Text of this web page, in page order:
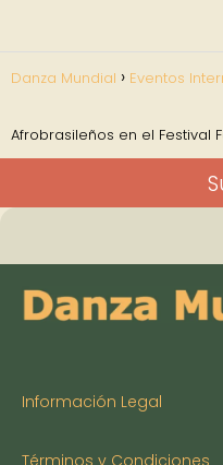
Danza Mundial Eventos
Afrobrasileños en el Festival
Información Legal
Términos y Condiciones